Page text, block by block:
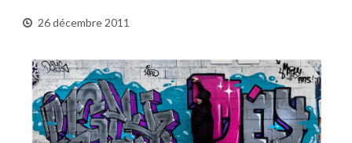
26 décembre 2011